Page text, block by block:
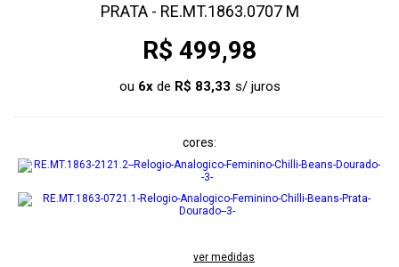
PRATA - RE.MT.1863.0707 M
R$ 499,98
ou 6xde R$ 83,33
cores
ver medidas